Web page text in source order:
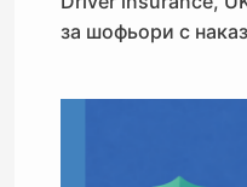
за шофьори с